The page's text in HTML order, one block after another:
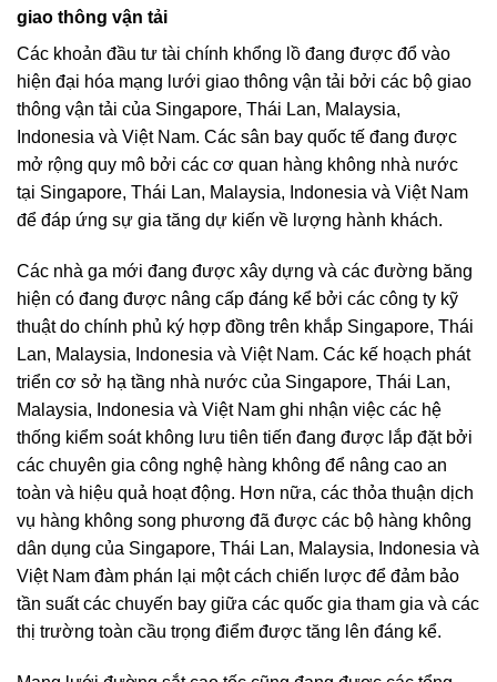
giao thông vận tải
Các khoản đầu tư tài chính khổng lồ đang được đổ vào
hiện đại hóa mạng lưới giao thông vận tải bởi các bộ giao
thông vận tải của Singapore, Thái Lan, Malaysia,
Indonesia và Việt Nam. Các sân bay quốc tế đang được
mở rộng quy mô bởi các cơ quan hàng không nhà nước
tại Singapore, Thái Lan, Malaysia, Indonesia và Việt Nam
để đáp ứng sự gia tăng dự kiến ​​về lượng hành khách.
Các nhà ga mới đang được xây dựng và các đường băng
hiện có đang được nâng cấp đáng kể bởi các công ty kỹ
thuật do chính phủ ký hợp đồng trên khắp Singapore, Thái
Lan, Malaysia, Indonesia và Việt Nam. Các kế hoạch phát
triển cơ sở hạ tầng nhà nước của Singapore, Thái Lan,
Malaysia, Indonesia và Việt Nam ghi nhận việc các hệ
thống kiểm soát không lưu tiên tiến đang được lắp đặt bởi
các chuyên gia công nghệ hàng không để nâng cao an
toàn và hiệu quả hoạt động. Hơn nữa, các thỏa thuận dịch
vụ hàng không song phương đã được các bộ hàng không
dân dụng của Singapore, Thái Lan, Malaysia, Indonesia và
Việt Nam đàm phán lại một cách chiến lược để đảm bảo
tần suất các chuyến bay giữa các quốc gia tham gia và các
thị trường toàn cầu trọng điểm được tăng lên đáng kể.